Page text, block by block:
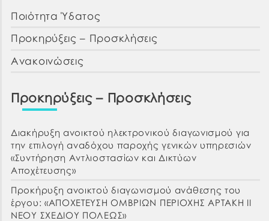
Ποιότητα Ύδατος
Προκηρύξεις – Προσκλήσεις
Ανακοινώσεις
Προκηρύξεις – Προσκλήσεις
Διακήρυξη ανοικτού ηλεκτρονικού διαγωνισμού για
την επιλογή αναδόχου παροχής γενικών υπηρεσιών
«Συντήρηση Αντλιοστασίων και Δικτύων
Αποχέτευσης»
Προκήρυξη ανοικτού διαγωνισμού ανάθεσης του
έργου: «ΑΠΟΧΕΤΕΥΣΗ ΟΜΒΡΙΩΝ ΠΕΡΙΟΧΗΣ ΑΡΤΑΚΗ ΙΙ
ΝΕΟΥ ΣΧΕΔΙΟΥ ΠΟΛΕΩΣ»